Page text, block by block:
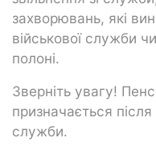
захворювань, які
військової служби
полоні.
Зверніть увагу!
призначається після
служби.